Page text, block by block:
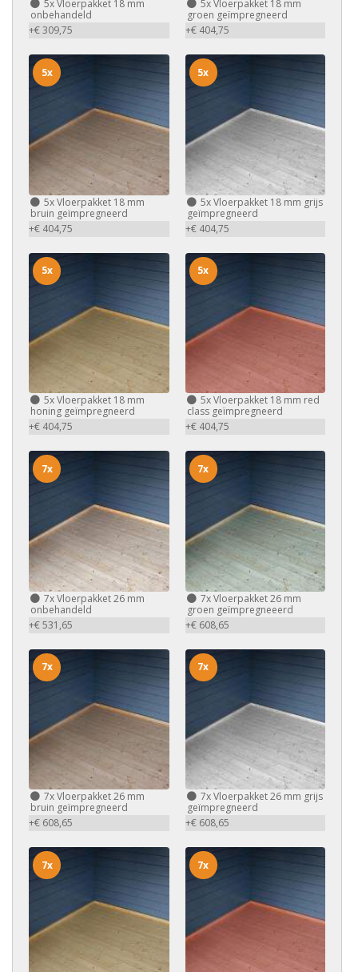
5xVloerpakket 18 mm
onbehandeld
+€ 309,75
5xVloerpakket 18 mm
groen geïmpregneerd
+€ 404,75
5xVloerpakket 18 mm
bruin geïmpregneerd
+€ 404,75
5x
5xVloerpakket 18 mm grijs
geïmpregneerd
+€ 404,75
5x
5xVloerpakket 18 mm
honing geïmpregneerd
+€ 404,75
5x
5xVloerpakket 18 mm red
class geïmpregneerd
+€ 404,75
5x
7xVloerpakket 26 mm
onbehandeld
+€ 531,65
7x
7xVloerpakket 26 mm
groen geïmpregneeerd
+€ 608,65
7x
7xVloerpakket 26 mm
bruin geïmpregneerd
+€ 608,65
7x
7xVloerpakket 26 mm grijs
geïmpregneerd
+€ 608,65
7x
7x 7x